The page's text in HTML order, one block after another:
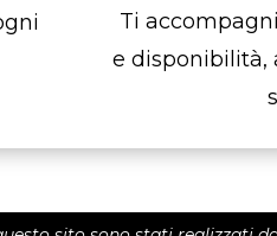
Ti
e disponibilità,